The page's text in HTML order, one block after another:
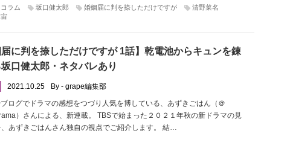
コラム 坂口健太郎 婚姻届に判を捺しただけですが
清野菜名
届に判を捺しただけですが 1話】乾電池からキュンを錬
口健太郎・ネタバレあり
2021.10.25
By - grape編集部
ログでドラマの感想をつづり人気を博している、あずきごはん（＠
）さんによる、新連載。 TBSで始まった２０２１年秋の新ドラマの見
、あずきごはんさん独自の視点でご紹介します。 結…